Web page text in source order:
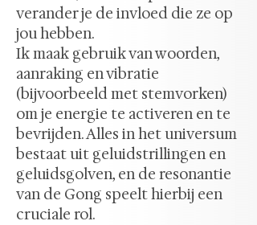
verander je de invloed die ze op
jou hebben.
Ik maak gebruik van woorden,
aanraking en vibratie
(bijvoorbeeld met stemvorken)
om je energie te activeren en te
bevrijden. Alles in het universum
bestaat uit geluidstrillingen en
geluidsgolven, en de resonantie
van de Gong speelt hierbij een
cruciale rol.